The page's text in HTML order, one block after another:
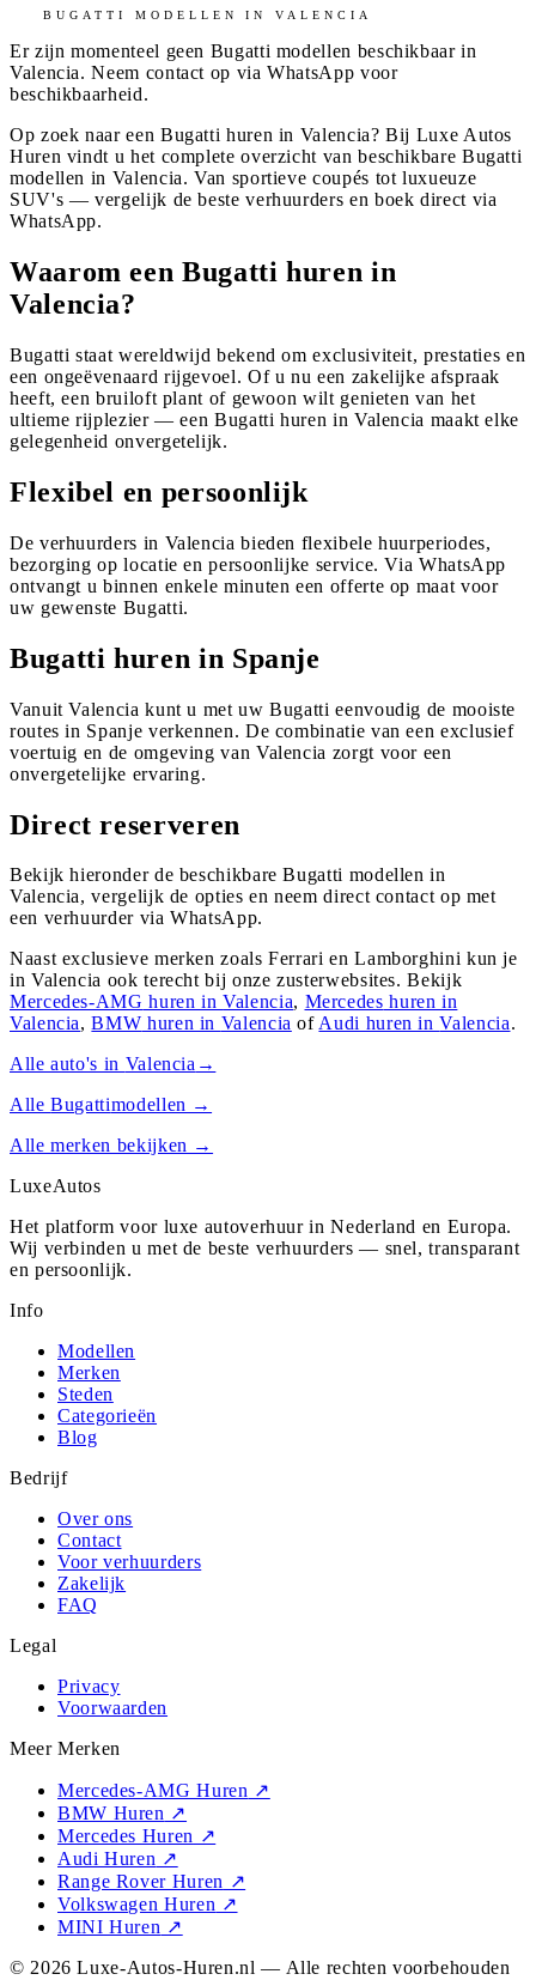
BUGATTI MODELLEN INVALENCIA
Er zijn momenteel geen Bugatti modellen beschikbaar in
Valencia. Neem contact op via WhatsApp voor
beschikbaarheid.
Op zoek naar een Bugatti huren in Valencia? Bij Luxe Autos
Huren vindt u het complete overzicht van beschikbare Bugatti
modellen in Valencia. Van sportieve coupés tot luxueuze
SUV's — vergelijk de beste verhuurders en boek direct via
WhatsApp.
Waarom een Bugatti huren in
Valencia?
Bugatti staat wereldwijd bekend om exclusiviteit, prestaties en
een ongeëvenaard rijgevoel. Of u nu een zakelijke afspraak
heeft, een bruiloft plant of gewoon wilt genieten van het
ultieme rijplezier — een Bugatti huren in Valencia maakt elke
gelegenheid onvergetelijk.
Flexibel en persoonlijk
De verhuurders in Valencia bieden flexibele huurperiodes,
bezorging op locatie en persoonlijke service. Via WhatsApp
ontvangt u binnen enkele minuten een offerte op maat voor
uw gewenste Bugatti.
Bugatti huren in Spanje
Vanuit Valencia kunt u met uw Bugatti eenvoudig de mooiste
routes in Spanje verkennen. De combinatie van een exclusief
voertuig en de omgeving van Valencia zorgt voor een
onvergetelijke ervaring.
Direct reserveren
Bekijk hieronder de beschikbare Bugatti modellen in
Valencia, vergelijk de opties en neem direct contact op met
een verhuurder via WhatsApp.
Naast exclusieve merken zoals Ferrari en Lamborghini kun je
in Valencia ook terecht bij onze zusterwebsites. Bekijk
Mercedes-AMG huren inValencia, Mercedes huren in
Valencia,BMW huren in Valencia ofAudi huren inValencia.
Alle auto's in Valencia →
AlleBugattimodellen →
Alle merken bekijken →
LuxeAutos
Het platform voor luxe autoverhuur in Nederland en Europa.
Wij verbinden u met de beste verhuurders — snel, transparant
en persoonlijk.
Info
Modellen
Merken
Steden
Categorieën
Blog
Bedrijf
Over ons
Contact
Voor verhuurders
Zakelijk
FAQ
Legal
Privacy
Voorwaarden
Meer Merken
Mercedes-AMG Huren ↗
BMW Huren ↗
Mercedes Huren ↗
Audi Huren ↗
Range Rover Huren ↗
Volkswagen Huren ↗
MINI Huren ↗
© 2026 Luxe-Autos-Huren.nl — Alle rechten voorbehouden